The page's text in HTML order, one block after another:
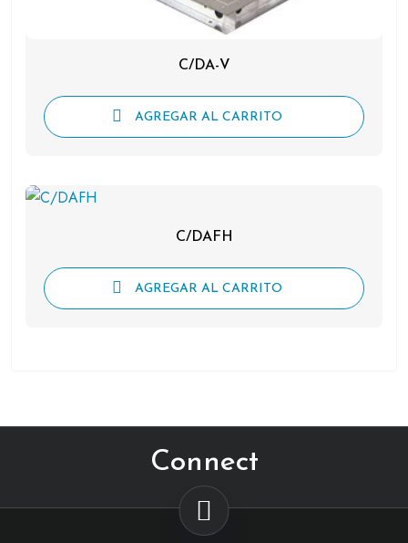
C/DA-V
AGREGAR AL CARRITO
C/DAFH
AGREGAR AL CARRITO
Connect